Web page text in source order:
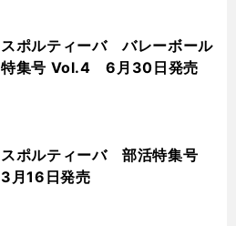
スポルティーバ バレーボール
特集号 Vol.4 6月30日発売
スポルティーバ 部活特集号
3月16日発売